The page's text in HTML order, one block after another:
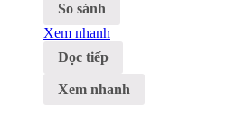
So sánh
Xem nhanh
Đọc tiếp
Xem nhanh